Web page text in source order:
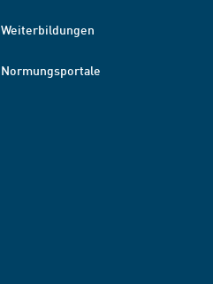
Weiterbildungen
Normungsportale